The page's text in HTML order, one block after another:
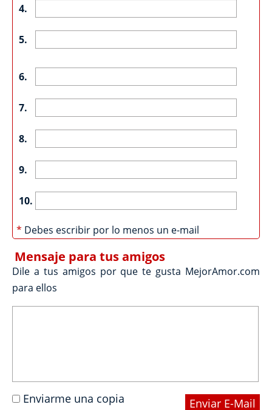
4.
5.
6.
7.
8.
9.
10.
* Debes escribir por lo menos un e-mail
Mensaje para tus amigos
Dile a tus amigos por que te gusta MejorAmor.com
para ellos
Enviarme una copia